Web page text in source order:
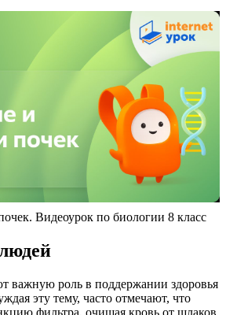
Видеоурок по биологии 8 класс
важную роль в поддержании здоровья
эту тему, часто отмечают, что
фильтра, очищая кровь от шлаков